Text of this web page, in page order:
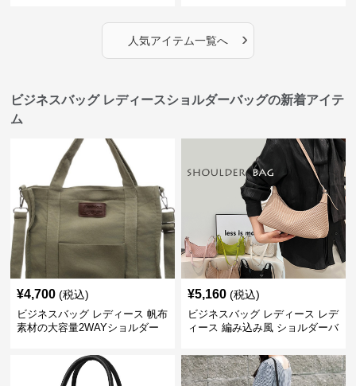
人気アイテム一覧へ ›
ビジネスバッグ レディースショルダーバッグの新着アイテ
ム
¥4,700 (税込)
ビジネスバッグ レディース 帆布
素材の大容量2WAYショルダー
¥5,160 (税込)
ビジネスバッグ レディース レデ
ィース 編み込み風 ショルダーバ